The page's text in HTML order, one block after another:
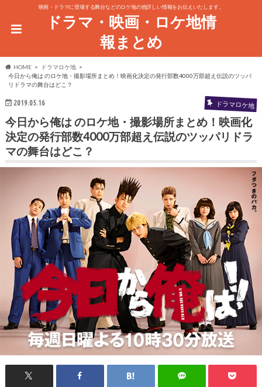
映画・ドラマに登場する舞台などのロケ地の他詳しい情報をお伝えいたします。
ドラマ・映画・ロケ地情
報まとめ
HOME
ドラマロケ地
今日から俺は のロケ地・撮影場所まとめ！映画化決定の発行部数4000万部超え伝説のツッパ
リドラマの舞台はどこ？
2019.05.16 ドラマロケ地
今日から俺は のロケ地・撮影場所まとめ！映画化
決定の発行部数4000万部超え伝説のツッパリドラ
マの舞台はどこ？